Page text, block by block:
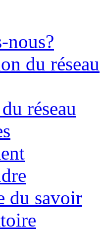
nous?
du réseau
réseau
du savoir